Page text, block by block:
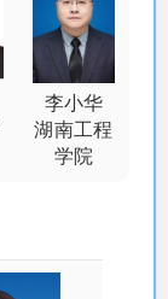
李小华
湖南工程
学院